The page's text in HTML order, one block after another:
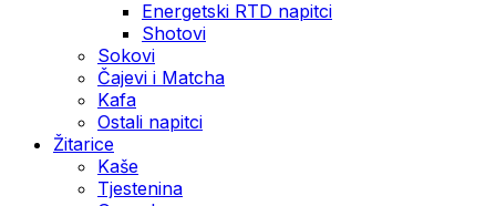
Energetski RTD napitci
Shotovi
Sokovi
Čajevi i Matcha
Kafa
Ostali napitci
Žitarice
Kaše
Tjestenina